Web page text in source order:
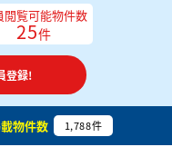
閲覧可能物件数
25件
登録!
物件数 1,788件